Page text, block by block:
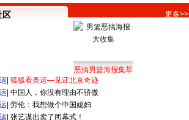
区 更多>>
恶搞男篮海报集萃
狐狐看奥运—见证北京奇迹
中国人，你没有理由不骄傲
劳伦：我想做个中国媳妇
张艺谋出卖了闭幕式！